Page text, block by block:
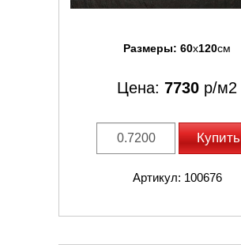
Размеры: 60x120см
Цена: 7730 р/м2
Купить
Артикул: 100676